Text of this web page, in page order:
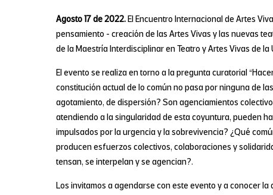
Agosto 17 de 2022.El Encuentro Internacional de Artes
pensamiento - creación de las Artes Vivas y las nuevas
de la Maestría Interdisciplinar en Teatro y Artes Vivas de
El evento se realiza en torno a la pregunta curatorial
constitución actual de lo común no pasa por ninguna de
agotamiento, de dispersión? Son agenciamientos
atendiendo a la singularidad de esta coyuntura, pueden
impulsados por la urgencia y la sobrevivencia? ¿Qué
producen esfuerzos colectivos, colaboraciones y
tensan, se interpelan y se agencian?.
Los invitamos a agendarse con este evento y a conocer